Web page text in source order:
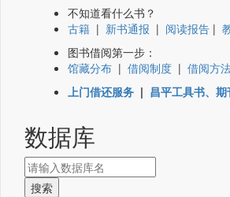
不知道看什么书？
古籍 | 新书通报 | 阅读报告 |
图书借阅第一步：
馆藏分布 | 借阅制度 | 借阅方
上门借还服务 | 昌平工具书、
数据库